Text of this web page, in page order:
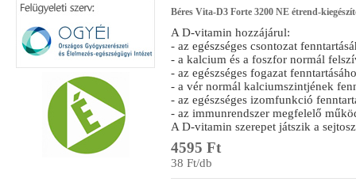
Béres Vita-D3 Forte 3200 NE étrend-
A D-vitamin hozzájárul:
- az egészséges csontozat
- a kalcium és a foszfor normál
- az egészséges fogazat
- a vér normál kalciumszintjének
- az egészséges izomfunkció
- az immunrendszer megfelelő
A D-vitamin szerepet játszik a
4595 Ft
38 Ft/db